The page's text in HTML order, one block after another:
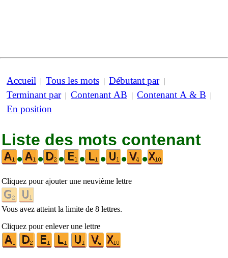
Accueil | Tous les mots | Débutant par|
Terminant par| Contenant AB | Contenant A & B |
En position
Liste des mots contenant
•
• • • • • •
Cliquez pour ajouter une neuvième lettre
Vous avez atteint la limite de 8 lettres.
Cliquez pour enlever une lettre